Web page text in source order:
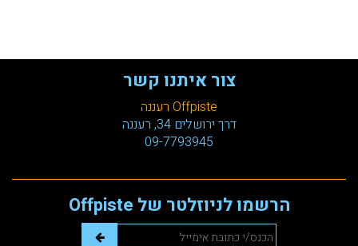
הרשמו לניוזלטר של Offpiste
צור איתנו קשר
Offpiste רעננה
דרך ירושלים 34, רעננה
09-7793945